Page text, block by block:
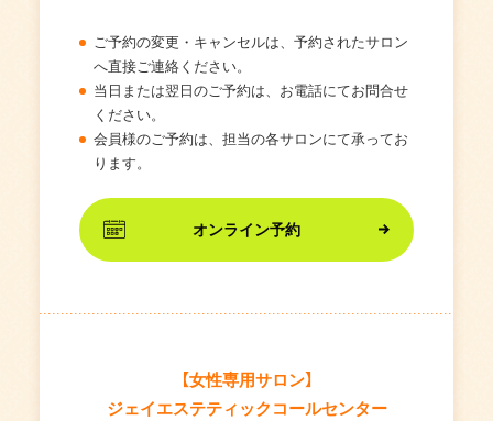
ご予約の変更・キャンセルは、予約されたサロン
へ直接ご連絡ください。
当日または翌日のご予約は、お電話にてお問合せ
ください。
会員様のご予約は、担当の各サロンにて承ってお
ります。
オンライン予約
【女性専用サロン】
ジェイエステティックコールセンター